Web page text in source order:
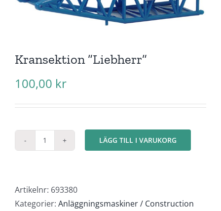
Kransektion ”Liebherr”
100,00 kr
Kransektion
LÄGG TILL I VARUKORG
Artikelnr: 693380
Kategorier: Anläggningsmaskiner / Construction